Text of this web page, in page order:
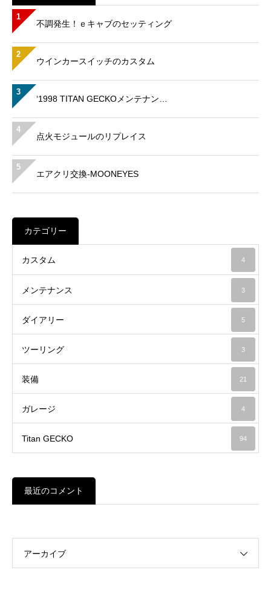
1
不調発生！ｅキャブのセッティング
2
ウインカースイッチのカスタム
3
‘1998 TITAN GECKOメンテナン…
4
点火モジュールのリプレイス
5
エアクリ交換-MOONEYES
カテゴリー
カスタム 4
メンテナンス 3
ダイアリー 5
ツーリング 3
装備 21
ガレージ 4
Titan GECKO 94
最近のコメント
アーカイブ